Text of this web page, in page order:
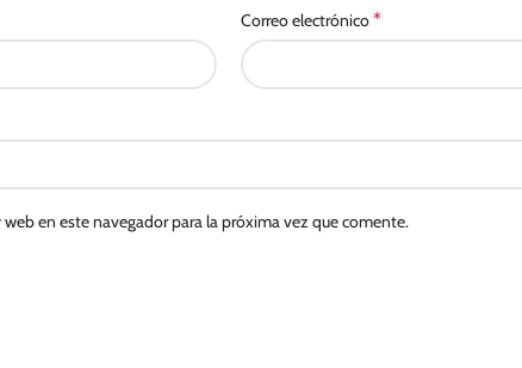
Correo electrónico*
en este navegador para la próxima vez que comente.